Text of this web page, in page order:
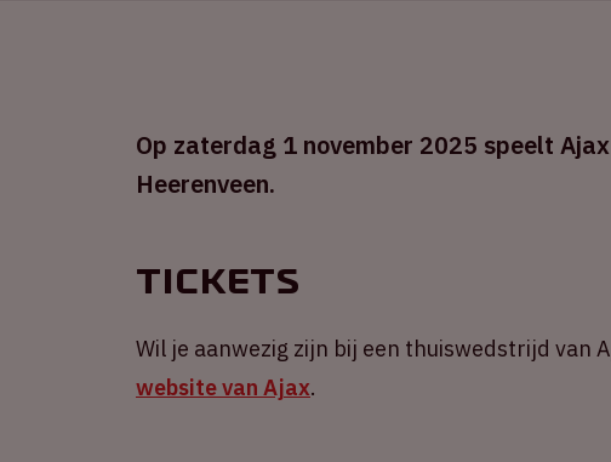
Op zaterdag 1 november 2025 speelt
Heerenveen.
Tickets
Wil je aanwezig zijn bij een thuiswedstrijd van
website van Ajax.